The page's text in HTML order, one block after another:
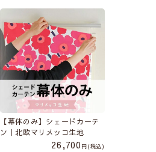
【幕体のみ】シェードカーテ
ン｜北欧マリメッコ生地
26,700 税込